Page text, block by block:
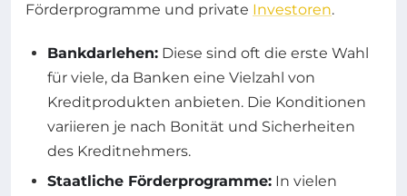
Förderprogramme und private Investoren.
Bankdarlehen: Diese sind oft die erste Wahl
für viele, da Banken eine Vielzahl von
Kreditprodukten anbieten. Die Konditionen
variieren je nach Bonität und Sicherheiten
des Kreditnehmers.
Staatliche Förderprogramme: In vielen